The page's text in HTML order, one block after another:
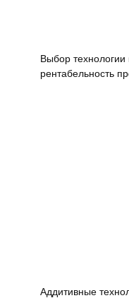
Выбор технологии
рентабельность
Аддитивные